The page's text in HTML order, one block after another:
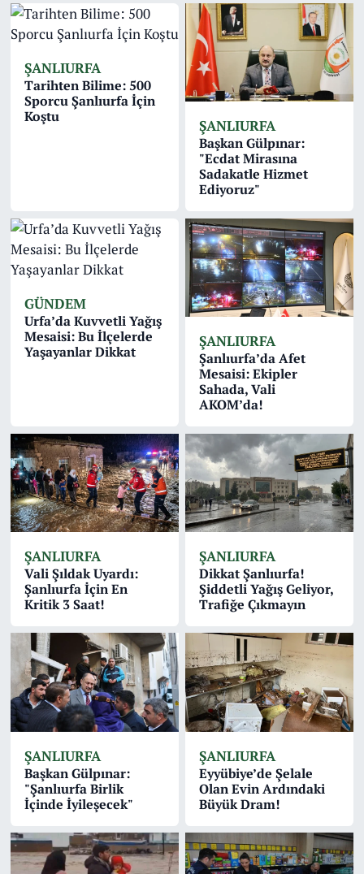
ŞANLIURFA
Tarihten Bilime: 500
Sporcu Şanlıurfa İçin
Koştu
ŞANLIURFA
Başkan Gülpınar:
"Ecdat Mirasına
Sadakatle Hizmet
Ediyoruz"
GÜNDEM
Urfa’da Kuvvetli Yağış
Mesaisi: Bu İlçelerde
Yaşayanlar Dikkat
ŞANLIURFA
Şanlıurfa’da Afet
Mesaisi: Ekipler
Sahada, Vali
AKOM’da!
ŞANLIURFA
Vali Şıldak Uyardı:
Şanlıurfa İçin En
Kritik 3 Saat!
ŞANLIURFA
Dikkat Şanlıurfa!
Şiddetli Yağış Geliyor,
Trafiğe Çıkmayın
ŞANLIURFA
Başkan Gülpınar:
"Şanlıurfa Birlik
İçinde İyileşecek"
ŞANLIURFA
Eyyübiye’de Şelale
Olan Evin Ardındaki
Büyük Dram!